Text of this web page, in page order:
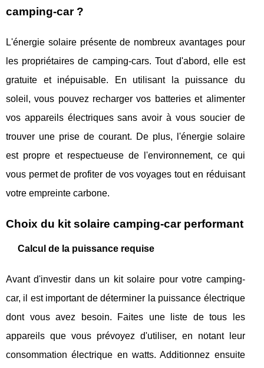
camping-car ?
L'énergie solaire présente de nombreux avantages pour
les propriétaires de camping-cars. Tout d'abord, elle est
gratuite et inépuisable. En utilisant la puissance du
soleil, vous pouvez recharger vos batteries et alimenter
vos appareils électriques sans avoir à vous soucier de
trouver une prise de courant. De plus, l'énergie solaire
est propre et respectueuse de l'environnement, ce qui
vous permet de profiter de vos voyages tout en réduisant
votre empreinte carbone.
Choix du kit solaire camping-car performant
Calcul de la puissance requise
Avant d'investir dans un kit solaire pour votre camping-
car, il est important de déterminer la puissance électrique
dont vous avez besoin. Faites une liste de tous les
appareils que vous prévoyez d'utiliser, en notant leur
consommation électrique en watts. Additionnez ensuite